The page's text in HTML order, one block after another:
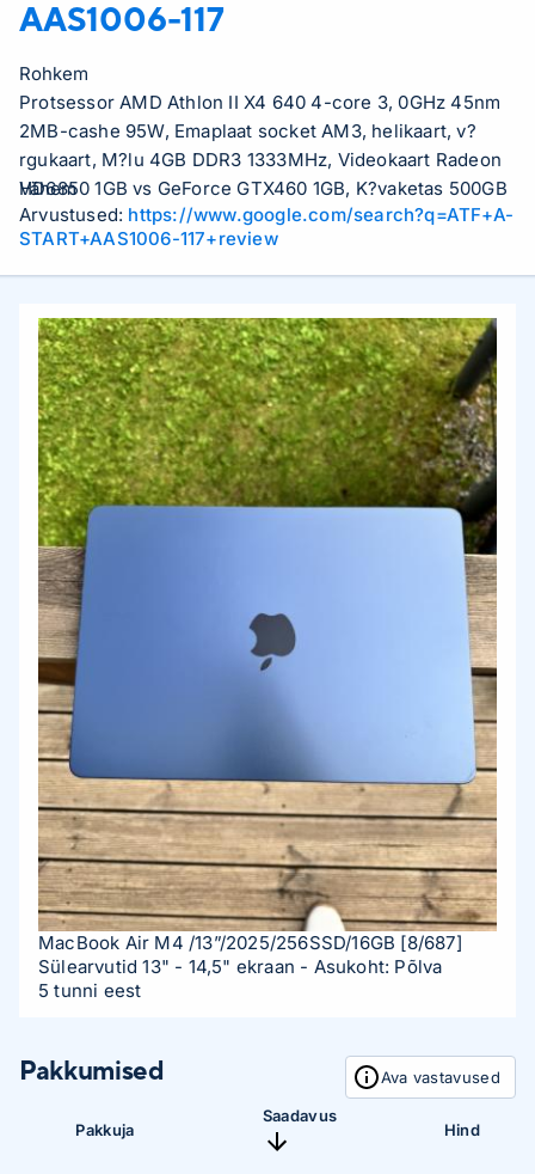
AAS1006-117
Rohkem
Protsessor AMD Athlon II X4 640 4-core 3, 0GHz 45nm
2MB-cashe 95W, Emaplaat socket AM3, helikaart, v?
rgukaart, M?lu 4GB DDR3 1333MHz, Videokaart Radeon
HD6850 1GB vs GeForce GTX460 1GB, K?vaketas 500GB
7200rpm SATA, DVD-kirjutaja, Arvutikorpus ATX,
Toiteallikas 500W,
Vähem
Arvustused: https://www.google.com/search?q=ATF+A-
START+AAS1006-117+review
MacBook Air M4 /13”/2025/256SSD/16GB [8/687]
Sülearvutid 13" - 14,5" ekraan - Asukoht: Põlva
5 tunni eest
Pakkumised Ava vastavused
Pakkuja
Saadavus
Hind